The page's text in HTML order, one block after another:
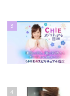
3
4